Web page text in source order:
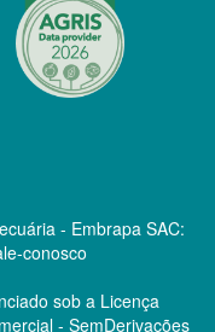
- Embrapa SAC:
conosco
sob a Licença
- SemDerivações